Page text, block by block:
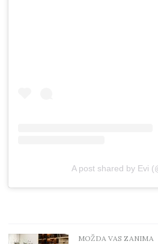
A post shared by Evi
MOŽDA VAS ZANIMA